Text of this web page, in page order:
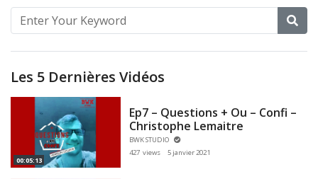
Les 5 Dernières Vidéos
00:05:13
Ep7 – Questions + Ou – Confi –
Christophe Lemaitre
BWK STUDIO
427 views
5 janvier 2021